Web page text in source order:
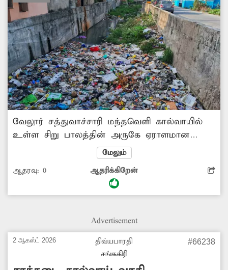
வேலூர் சத்துவாச்சாரி மந்தவெளி கால்வாயில்
உள்ள சிறு பாலத்தின் அருகே ஏராளமான
பிளாஸ்டிக் கழிவுகள் மற்றும் குப்பைகள் குவிந்து
கிடக்கின்றன. இதனால் அந்தக் கால்வாயில்
கழிவுநீர் சீராக செல்வதில்லை. எனவே
சம்பந்தப்பட்ட துறை அதிகாரிகள் நடவடிக்கை
மேலும்
ஆதரவு: 0 ஆதரிக்கிறேன்
Advertisement
2 ஆகஸ்ட் 2026
திவ்யபாரதி
சங்ககிரி
#66238